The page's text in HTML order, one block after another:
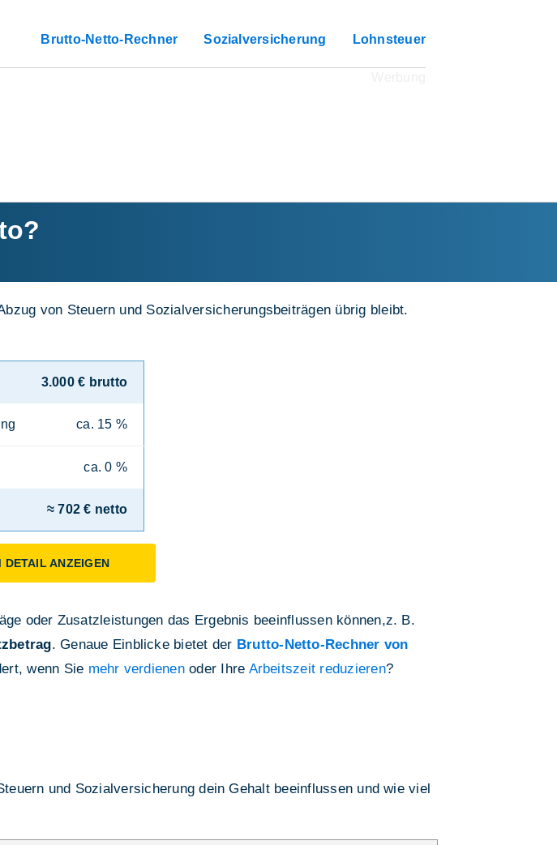
Brutto-Netto-Rechner Sozialversicherung Lohnsteuer
von Steuern und Sozialversicherungsbeiträgen übrig bleibt.
3.000 € brutto
ca. 15 %
ca. 0 %
≈ 702 € netto
DETAIL ANZEIGEN
oder Zusatzleistungen das Ergebnis beeinflussen können,z. B.
. Genaue Einblicke bietet der Brutto-Netto-Rechner von
wenn Sie mehr verdienenoder Ihre Arbeitszeit reduzieren?
und Sozialversicherung dein Gehalt beeinflussen und wie viel